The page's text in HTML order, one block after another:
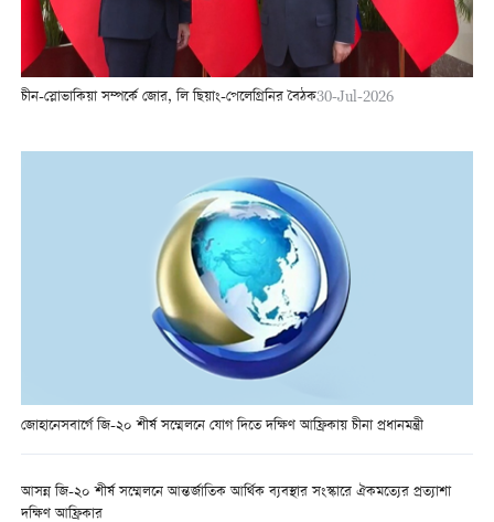
চীন-স্লোভাকিয়া সম্পর্কে জোর, লি ছিয়াং-পেলেগ্রিনির বৈঠক30-Jul-2026
জোহানেসবার্গে জি-২০ শীর্ষ সম্মেলনে যোগ দিতে দক্ষিণ আফ্রিকায় চীনা প্রধানমন্ত্রী
আসন্ন জি-২০ শীর্ষ সম্মেলনে আন্তর্জাতিক আর্থিক ব্যবস্থার সংস্কারে ঐকমত্যের প্রত্যাশা
দক্ষিণ আফ্রিকার